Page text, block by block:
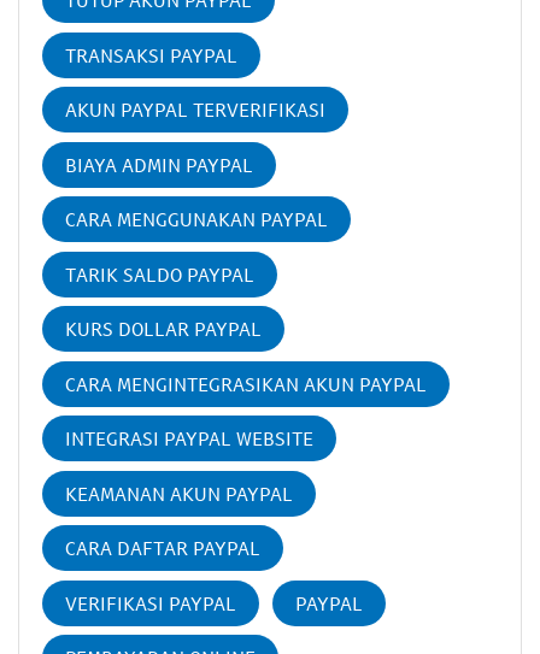
TRANSAKSI PAYPAL
AKUN PAYPAL TERVERIFIKASI
BIAYA ADMIN PAYPAL
CARA MENGGUNAKAN PAYPAL
TARIK SALDO PAYPAL
KURS DOLLAR PAYPAL
CARA MENGINTEGRASIKAN AKUN PAYPAL
INTEGRASI PAYPAL WEBSITE
KEAMANAN AKUN PAYPAL
CARA DAFTAR PAYPAL
VERIFIKASI PAYPAL PAYPAL